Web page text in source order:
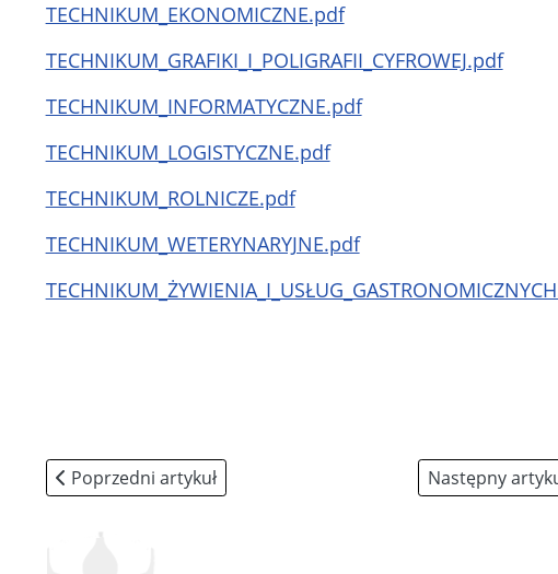
TECHNIKUM_EKONOMICZNE.pdf
TECHNIKUM_GRAFIKI_I_POLIGRAFII_CYFROWEJ.pdf
TECHNIKUM_INFORMATYCZNE.pdf
TECHNIKUM_LOGISTYCZNE.pdf
TECHNIKUM_ROLNICZE.pdf
TECHNIKUM_WETERYNARYJNE.pdf
Poprzedni artykuł: Harmonogram konsultacji
Poprzedni artykuł Następny
Następny